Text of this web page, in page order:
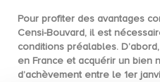
Pour profiter des avantages
Censi-Bouvard, il est
conditions préalables.
en France et acquérir un bien
d’achèvement entre le 1er